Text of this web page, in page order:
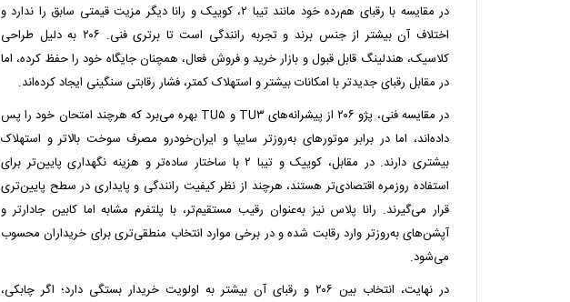
در مقایسه با رقبای هم‌رده خود مانند تیبا ۲، کوییک و رانا دیگر مزیت قیمتی سابق را ندارد و
اختلاف آن بیشتر از جنس برند و تجربه رانندگی است تا برتری فنی. ۲۰۶ به دلیل طراحی
کلاسیک، هندلینگ قابل قبول و بازار خرید و فروش فعال، همچنان جایگاه خود را حفظ کرده، اما
در مقابل رقبای جدیدتر با امکانات بیشتر و استهلاک کمتر، فشار رقابتی سنگینی ایجاد کرده‌اند.
در مقایسه فنی، پژو ۲۰۶ از پیشرانه‌های TU۳ و TU۵ بهره می‌برد که هرچند امتحان خود را پس
داده‌اند، اما در برابر موتورهای به‌روزتر سایپا و ایران‌خودرو مصرف سوخت بالاتر و استهلاک
بیشتری دارند. در مقابل، کوییک و تیبا ۲ با ساختار ساده‌تر و هزینه نگهداری پایین‌تر برای
استفاده روزمره اقتصادی‌تر هستند، هرچند از نظر کیفیت رانندگی و پایداری در سطح پایین‌تری
قرار می‌گیرند. رانا پلاس نیز به‌عنوان رقیب مستقیم‌تر، با پلتفرم مشابه اما کابین جادارتر و
آپشن‌های به‌روزتر وارد رقابت شده و در برخی موارد انتخاب منطقی‌تری برای خریداران محسوب
می‌شود.
در نهایت، انتخاب بین ۲۰۶ و رقبای آن بیشتر به اولویت خریدار بستگی دارد؛ اگر چابکی،